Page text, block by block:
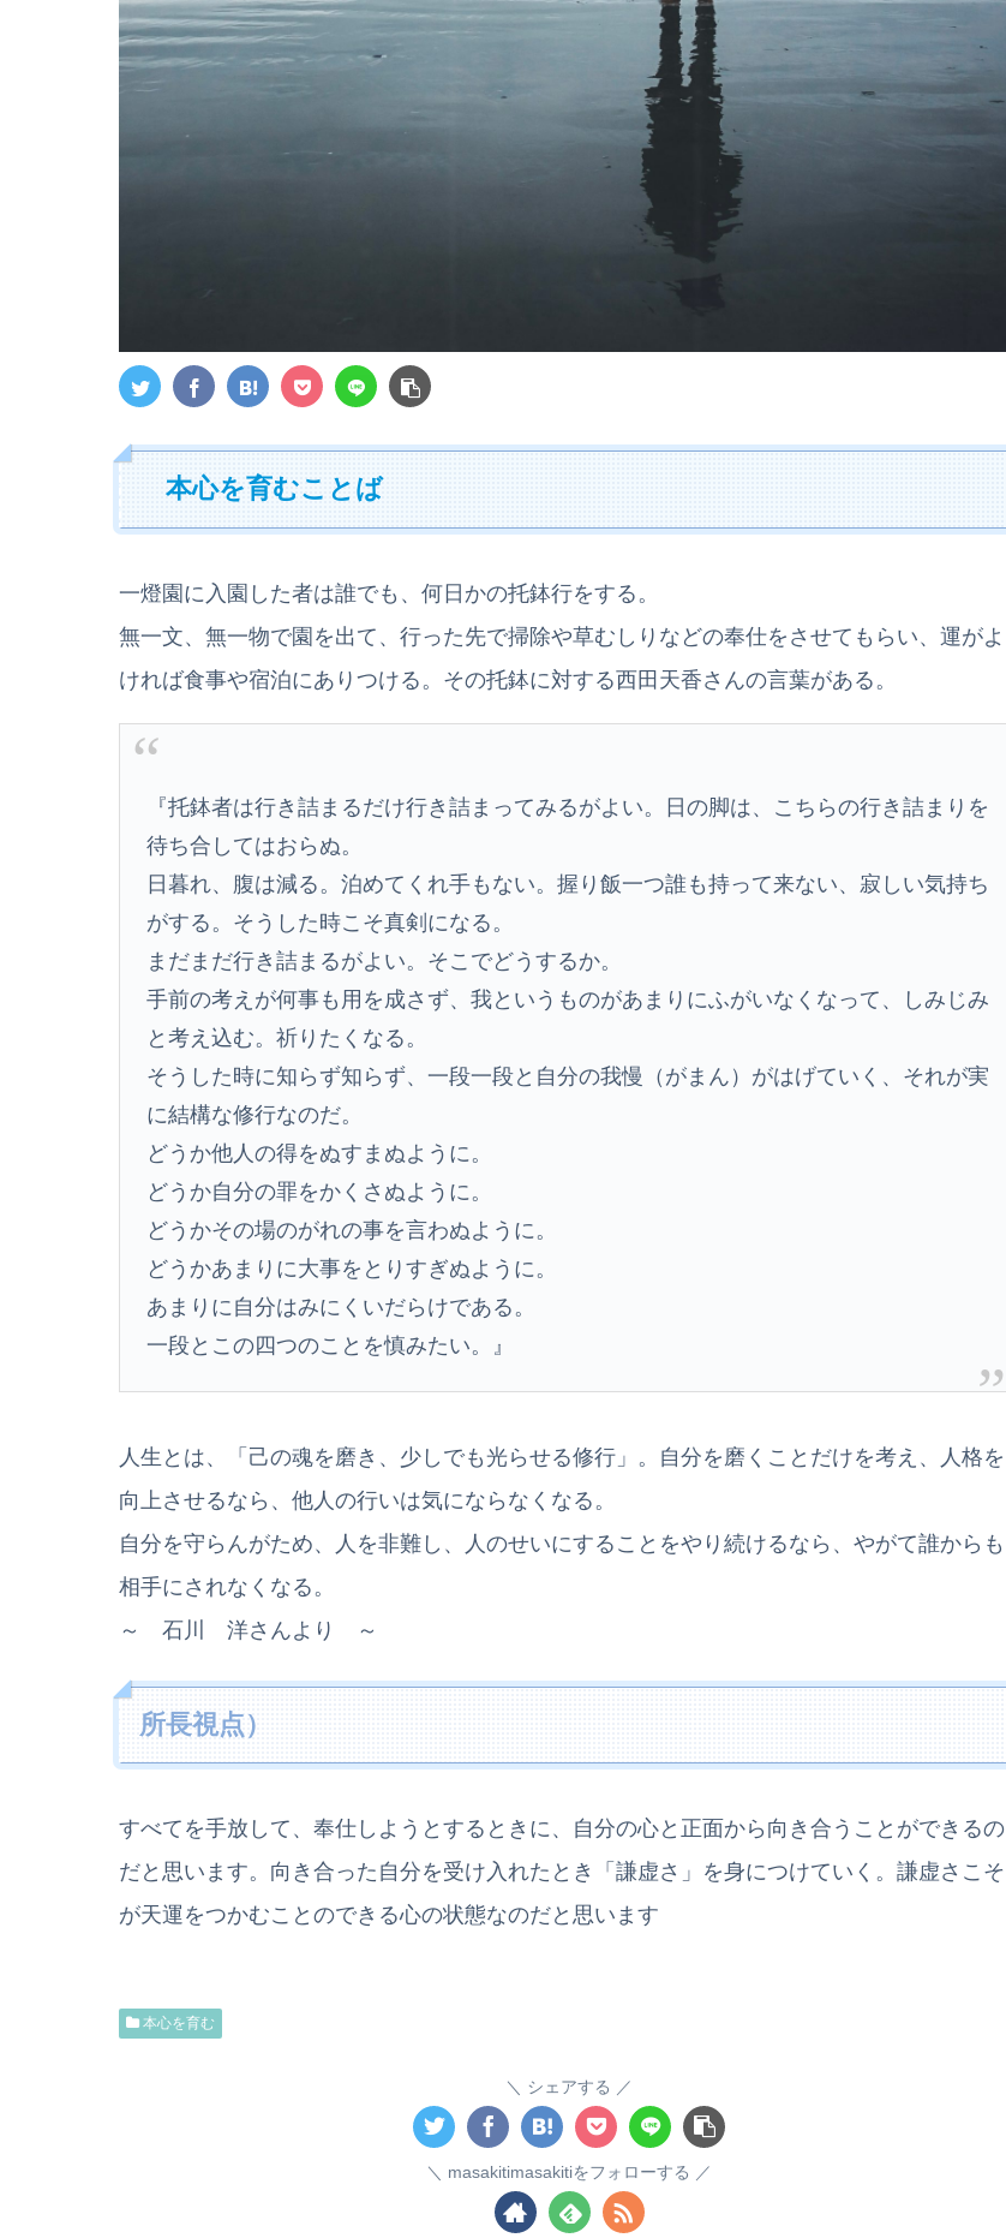
本心を育むことば
一燈園に入園した者は誰でも、何日かの托鉢行をする。
無一文、無一物で園を出て、行った先で掃除や草むしりなどの奉仕をさせてもらい、運がよ
ければ食事や宿泊にありつける。その托鉢に対する西田天香さんの言葉がある。
『托鉢者は行き詰まるだけ行き詰まってみるがよい。日の脚は、こちらの行き詰まりを
待ち合してはおらぬ。
日暮れ、腹は減る。泊めてくれ手もない。握り飯一つ誰も持って来ない、寂しい気持ち
がする。そうした時こそ真剣になる。
まだまだ行き詰まるがよい。そこでどうするか。
手前の考えが何事も用を成さず、我というものがあまりにふがいなくなって、しみじみ
と考え込む。祈りたくなる。
そうした時に知らず知らず、一段一段と自分の我慢（がまん）がはげていく、それが実
に結構な修行なのだ。
どうか他人の得をぬすまぬように。
どうか自分の罪をかくさぬように。
どうかその場のがれの事を言わぬように。
どうかあまりに大事をとりすぎぬように。
あまりに自分はみにくいだらけである。
一段とこの四つのことを慎みたい。』
人生とは、「己の魂を磨き、少しでも光らせる修行」。自分を磨くことだけを考え、人格を
向上させるなら、他人の行いは気にならなくなる。
自分を守らんがため、人を非難し、人のせいにすることをやり続けるなら、やがて誰からも
相手にされなくなる。
～ 石川 洋さんより ～
所長視点）
すべてを手放して、奉仕しようとするときに、自分の心と正面から向き合うことができるの
だと思います。向き合った自分を受け入れたとき「謙虚さ」を身につけていく。謙虚さこそ
が天運をつかむことのできる心の状態なのだと思います
本心を育む
シェアする
masakitimasakitiをフォローする